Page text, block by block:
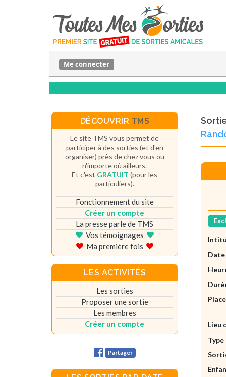
Me connecter
Date
Lieu
DÉCOUVRIR TMS
Le site TMS vous permet de
participer à des sorties (et d'en
organiser) près de chez vous ou
n'importe où ailleurs.
Et c'est GRATUIT (pour les
particuliers).
Fonctionnement du site
Créer un compte
La presse parle de TMS
Vos témoignages
Ma première fois
LES ACTIVITÉS
Les sorties
Proposer une sortie
Les membres
Créer un compte
Partager